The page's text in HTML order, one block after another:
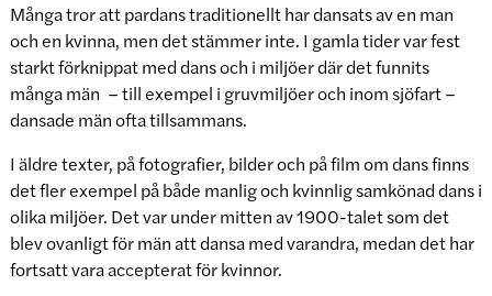
Många tror att pardans traditionellt har dansats av en man
och en kvinna, men det stämmer inte. I gamla tider var fest
starkt förknippat med dans och i miljöer där det funnits
många män – till exempel i gruvmiljöer och inom sjöfart –
dansade män ofta tillsammans.
I äldre texter, på fotografier, bilder och på film om dans finns
det fler exempel på både manlig och kvinnlig samkönad dans i
olika miljöer. Det var under mitten av 1900-talet som det
blev ovanligt för män att dansa med varandra, medan det har
fortsatt vara accepterat för kvinnor.